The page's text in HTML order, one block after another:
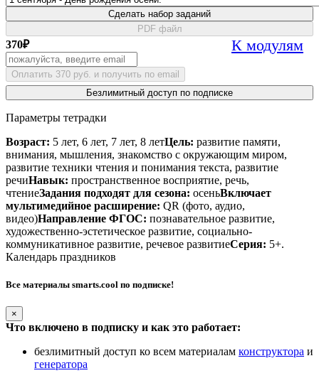
Сделать набор заданий
PDF файл
370₽ К модулям
Оплатить 370 руб. и получить по email
Безлимитный доступ по подписке
Параметры тетрадки
Возраст: 5 лет, 6 лет, 7 лет, 8 летЦель: развитие памяти,
внимания, мышления, знакомство с окружающим миром,
развитие техники чтения и понимания текста, развитие
речиНавык: пространственное восприятие, речь,
чтениеЗадания подходят для сезона: осеньВключает
мультимедийное расширение: QR (фото, аудио,
видео)Направление ФГОС: познавательное развитие,
художественно-эстетическое развитие, социально-
коммуникативное развитие, речевое развитиеСерия: 5+.
Календарь праздников
Все материалы smarts.cool по подписке!
×
Что включено в подписку и как это работает:
безлимитный доступ ко всем материалам конструктора и
генератора